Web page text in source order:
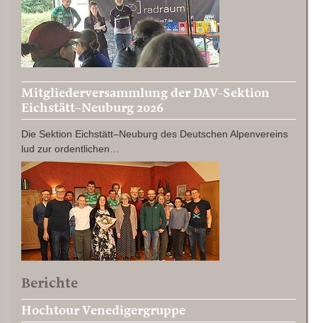
Mitgliederversammlung der DAV-Sektion
Eichstätt–Neuburg 2026
Die Sektion Eichstätt–Neuburg des Deutschen Alpenvereins
lud zur ordentlichen…
Berichte
Hochtour Venedigergruppe